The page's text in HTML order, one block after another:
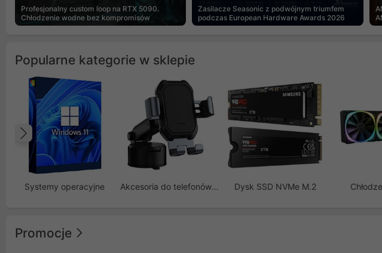
Profesjonalny custom loop na RTX 5090.
Chłodzenie wodne bez kompromisów
Zasilacze Seasonic z podwójnym triumfem
podczas European Hardware Awards 2026
Popularne kategorie w sklepie
Systemy operacyjne Akcesoria do telefonów GSM Dysk SSD NVMe M.2
Poprzedni
Promocje